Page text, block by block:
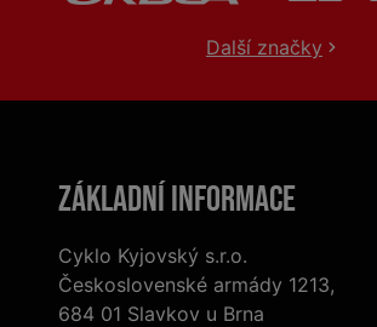
Další značky
Základní informace
Cyklo Kyjovský s.r.o.
Československé armády 1213,
684 01 Slavkov u Brna